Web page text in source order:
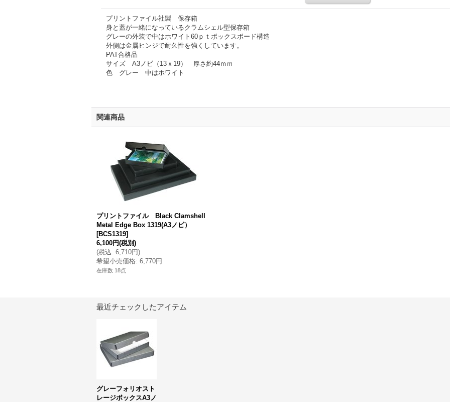
プリントファイル社製 保存箱
身と蓋が一緒になっているクラムシェル型保存箱
グレーの外装で中はホワイト60ｐｔボックスボード構造
外側は金属ヒンジで耐久性を強くしています。
PAT合格品
サイズ A3ノビ（13ｘ19） 厚さ約44ｍｍ
色 グレー 中はホワイト
関連商品
プリントファイル Black Clamshell
Metal Edge Box 1319(A3ノビ）
[BCS1319]
6,100円(税別)
(税込: 6,710円)
希望小売価格: 6,770円
在庫数 18点
最近チェックしたアイテム
グレーフォリオスト
レージボックスA3ノ